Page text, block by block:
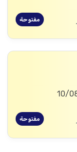
مفتوحة
مفتوحة